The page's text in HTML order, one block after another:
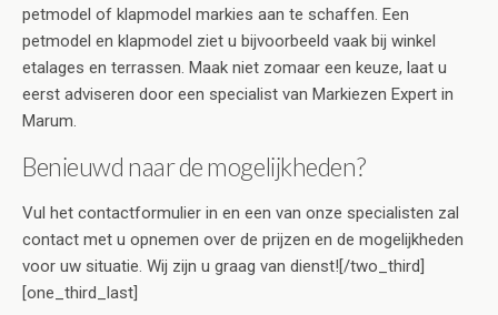
petmodel of klapmodel markies aan te schaffen. Een
petmodel en klapmodel ziet u bijvoorbeeld vaak bij winkel
etalages en terrassen. Maak niet zomaar een keuze, laat u
eerst adviseren door een specialist van Markiezen Expert in
Marum.
Benieuwd naar de mogelijkheden?
Vul het contactformulier in en een van onze specialisten zal
contact met u opnemen over de prijzen en de mogelijkheden
voor uw situatie. Wij zijn u graag van dienst![/two_third]
[one_third_last]